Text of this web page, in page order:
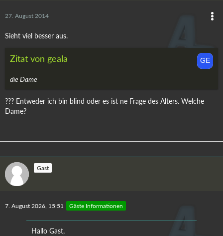
27. August 2014
Sieht viel besser aus.
Zitat von geala
die Dame
??? Entweder ich bin blind oder es ist ne Frage des Alters. Welche
Dame?
Gast
7. August 2026, 15:51 Gäste Informationen
Hallo Gast,